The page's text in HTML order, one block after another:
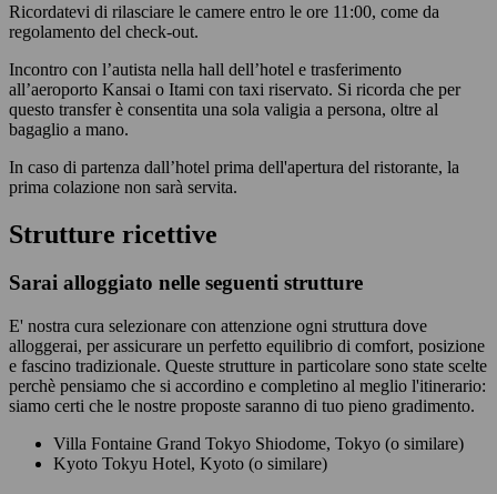
Ricordatevi di rilasciare le camere entro le ore 11:00, come da
regolamento del check-out.
Incontro con l’autista nella hall dell’hotel e trasferimento
all’aeroporto Kansai o Itami con taxi riservato. Si ricorda che per
questo transfer è consentita una sola valigia a persona, oltre al
bagaglio a mano.
In caso di partenza dall’hotel prima dell'apertura del ristorante, la
prima colazione non sarà servita.
Strutture ricettive
Sarai alloggiato nelle seguenti strutture
E' nostra cura selezionare con attenzione ogni struttura dove
alloggerai, per assicurare un perfetto equilibrio di comfort, posizione
e fascino tradizionale. Queste strutture in particolare sono state scelte
perchè pensiamo che si accordino e completino al meglio l'itinerario:
siamo certi che le nostre proposte saranno di tuo pieno gradimento.
Villa Fontaine Grand Tokyo Shiodome, Tokyo (o similare)
Kyoto Tokyu Hotel, Kyoto (o similare)